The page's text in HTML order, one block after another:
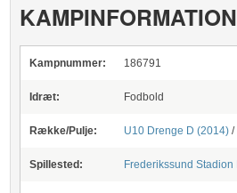
KAMPINFORMATION
Kampnummer: 186791
Idræt: Fodbold
Række/Pulje: U10 Drenge D (2014)/
Spillested: Frederikssund Stadion